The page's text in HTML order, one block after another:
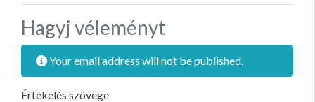
Hagyj véleményt
Your email address will not be published.
Értékelés szövege